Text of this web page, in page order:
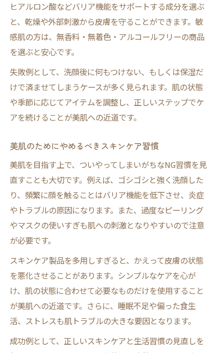
ヒアルロン酸などバリア機能をサポートする成分を選ぶ
と、乾燥や外部刺激から皮膚を守ることができます。敏
感肌の方は、無香料・無着色・アルコールフリーの商品
を選ぶと安心です。
失敗例として、洗顔後に何もつけない、もしくは保湿だ
けで済ませてしまうケースが多く見られます。肌の状態
や季節に応じてアイテムを調整し、正しいステップでケ
アを続けることが美肌への近道です。
美肌のためにやめるべきスキンケア習慣
美肌を目指す上で、ついやってしまいがちなNG習慣を見
直すことも大切です。例えば、ゴシゴシと強く洗顔した
り、頻繁に顔を触ることはバリア機能を低下させ、炎症
やトラブルの原因になります。また、過度なピーリング
やマスクの使いすぎも肌への刺激となりやすいので注意
が必要です。
スキンケア製品を多用しすぎると、かえって皮膚の状態
を悪化させることがあります。シンプルなケアを心が
け、肌の状態に合わせて必要なものだけを使用すること
が美肌への近道です。さらに、睡眠不足や偏った食生
活、ストレスも肌トラブルの大きな要因となります。
成功例として、正しいスキンケアと生活習慣の見直しを